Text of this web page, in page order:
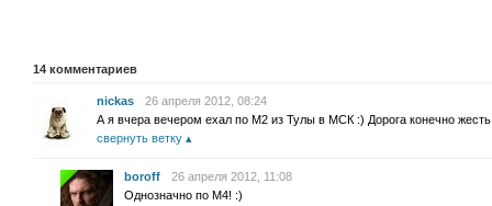
14 комментариев
nickas
26 апреля 2012, 08:24
А я вчера вечером ехал по М2 из Тулы в МСК :) Дорога конечно
свернуть ветку
boroff
26 апреля 2012, 11:08
Однозначно по М4! :)